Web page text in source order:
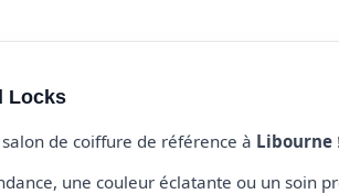
Locks
de coiffure de référence à Libourne !
une couleur éclatante ou un soin